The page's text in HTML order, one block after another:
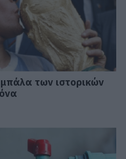
των ιστορικών